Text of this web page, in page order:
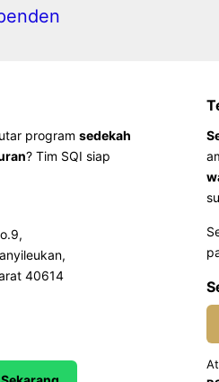
program sedekah
? Tim SQI siap
40614